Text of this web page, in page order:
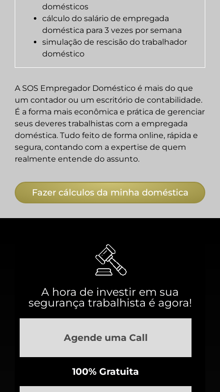
domésticos
cálculo do salário de empregada
doméstica para 3 vezes por semana
simulação de rescisão do trabalhador
doméstico
A SOS Empregador Doméstico é mais do que
um contador ou um escritório de contabilidade.
É a forma mais econômica e prática de gerenciar
seus deveres trabalhistas com a empregada
doméstica. Tudo feito de forma online, rápida e
segura, contando com a expertise de quem
realmente entende do assunto.
Fazer cálculos da minha doméstica
A hora de investir em sua
segurança trabalhista é agora!
Agende uma Call
100% Gratuita